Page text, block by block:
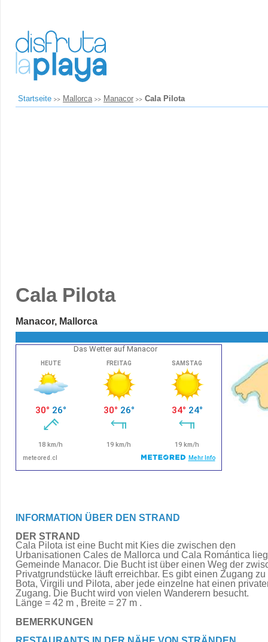
Startseite Mallorca Manacor Cala Pilota
Cala Pilota
Manacor, Mallorca
Das Wetter auf Manacor
INFORMATION ÜBER DEN STRAND
DER STRAND
Cala Pilota ist eine Bucht mit Kies die zwischen den
Urbanisationen Cales de Mallorca und Cala Romántica
Gemeinde Manacor. Die Bucht ist über einen Weg der
Privatgrundstücke läuft erreichbar. Es gibt einen Zugang
Bota, Virgili und Pilota, aber jede einzelne hat einen
Zugang. Die Bucht wird von vielen Wanderern besucht.
Länge = 42 m , Breite = 27 m .
BEMERKUNGEN